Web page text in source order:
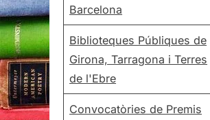
Barcelona
Biblioteques Públiques de
Girona, Tarragona i Terres
de l'Ebre
Convocatòries de Premis